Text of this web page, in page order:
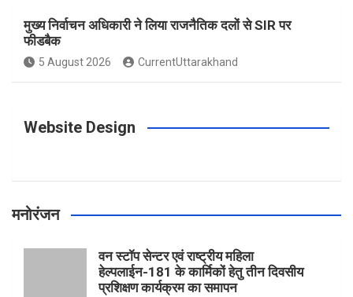
मुख्य निर्वाचन अधिकारी ने लिया राजनैतिक दलों से SIR पर
फीडबैक
5 August 2026 CurrentUttarakhand
Website Design
मनोरंजन
वन स्टॉप सेन्टर एवं राष्ट्रीय महिला
हेल्पलाईन-181 के कार्मिकों हेतु तीन दिवसीय
प्रशिक्षण कार्यक्रम का समापन